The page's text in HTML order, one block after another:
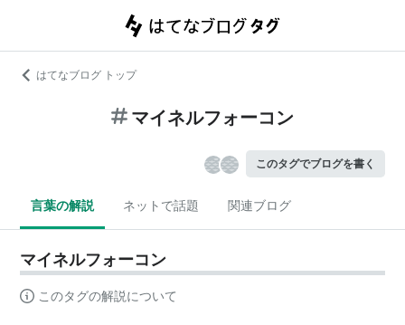
はてなブログ トップ
マイネルフォーコン
このタグでブログを書く
言葉の解説 ネットで話題 関連ブログ
マイネルフォーコン
このタグの解説について